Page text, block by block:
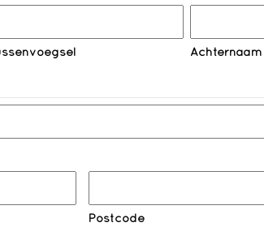
Achternaam
Postcode